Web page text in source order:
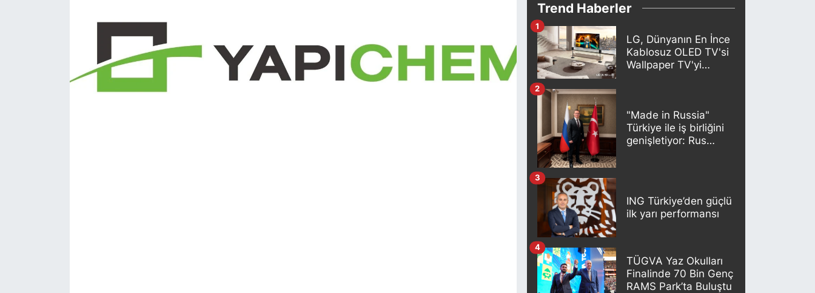
Trend Haberler
LG, Dünyanın En İnce
Kablosuz OLED TV'si
Wallpaper TV'yi
1
"Made in Russia"
Türkiye ile iş birliğini
genişletiyor: Rus
2
ING Türkiye’den güçlü
ilk yarı performansı
3
TÜGVA Yaz Okulları
Finalinde 70 Bin Genç
RAMS Park’ta Buluştu
4
KONGRE TAKVİMİ
RÖPORTAJLAR